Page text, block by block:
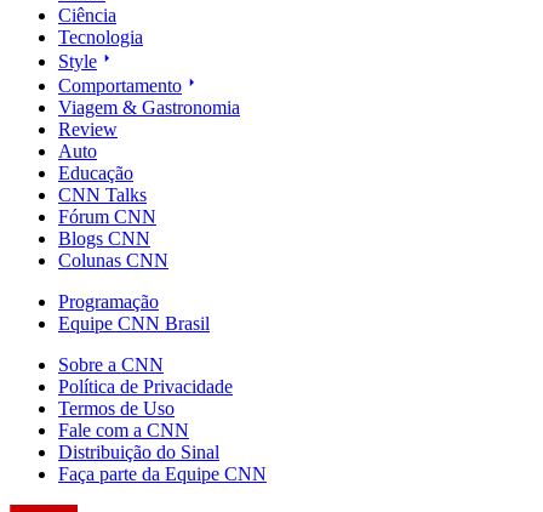
Ciência
Tecnologia
Style
Comportamento
Viagem & Gastronomia
Review
Auto
Educação
CNN Talks
Fórum CNN
Blogs CNN
Colunas CNN
Programação
Equipe CNN Brasil
Sobre a CNN
Política de Privacidade
Termos de Uso
Fale com a CNN
Distribuição do Sinal
Faça parte da Equipe CNN